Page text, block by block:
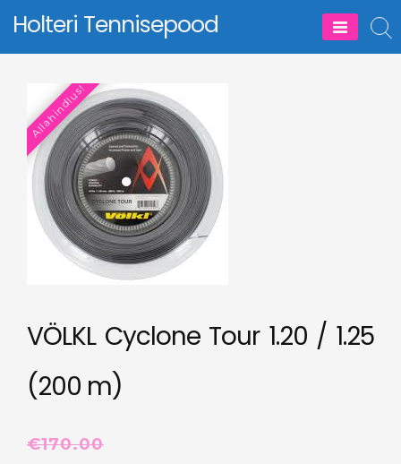
Holteri Tennisepood
Allahindlus!
VÖLKL Cyclone Tour 1.20 / 1.25
(200 m)
€170.00